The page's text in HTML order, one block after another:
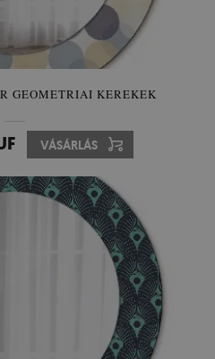
GEOMETRIAI KEREKEK
VÁSÁRLÁS